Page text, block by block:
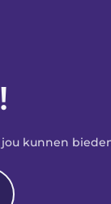
kunnen